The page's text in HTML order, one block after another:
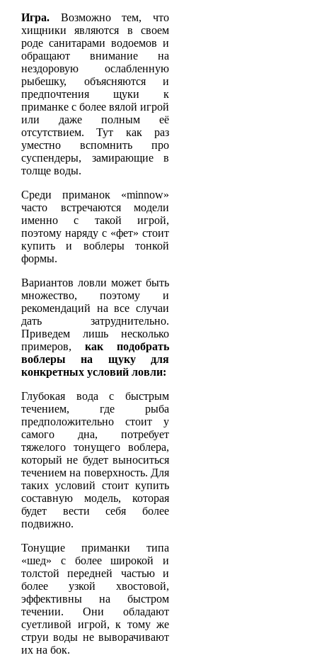
Игра. Возможно тем, что
хищники являются в своем
роде санитарами водоемов и
обращают внимание на
нездоровую ослабленную
рыбешку, объясняются и
предпочтения щуки к
приманке с более вялой игрой
или даже полным её
отсутствием. Тут как раз
уместно вспомнить про
суспендеры, замирающие в
толще воды.
Среди приманок «minnow»
часто встречаются модели
именно с такой игрой,
поэтому наряду с «фет» стоит
купить и воблеры тонкой
формы.
Вариантов ловли может быть
множество, поэтому и
рекомендаций на все случаи
дать затруднительно.
Приведем лишь несколько
примеров, как подобрать
воблеры на щуку для
конкретных условий ловли:
Глубокая вода с быстрым
течением, где рыба
предположительно стоит у
самого дна, потребует
тяжелого тонущего воблера,
который не будет выноситься
течением на поверхность. Для
таких условий стоит купить
составную модель, которая
будет вести себя более
подвижно.
Тонущие приманки типа
«шед» с более широкой и
толстой передней частью и
более узкой хвостовой,
эффективны на быстром
течении. Они обладают
суетливой игрой, к тому же
струи воды не выворачивают
их на бок.